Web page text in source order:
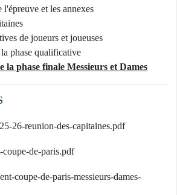
l'épreuve et les annexes
de joueurs et joueuses
phase qualificative
la phase finale Messieurs et Dames
26-reunion-des-capitaines.pdf
coupe-de-paris.pdf
coupe-de-paris-messieurs-dames-